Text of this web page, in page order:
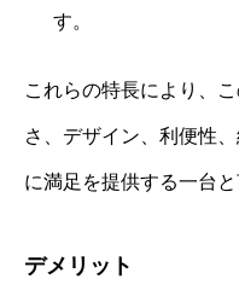
す。
これらの特長により、
さ、デザイン、利便性
に満足を提供する一台と
デメリット